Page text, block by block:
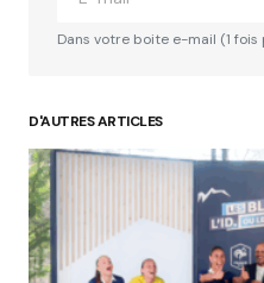
Dans votre boite e-mail (1 fois
D'AUTRES ARTICLES